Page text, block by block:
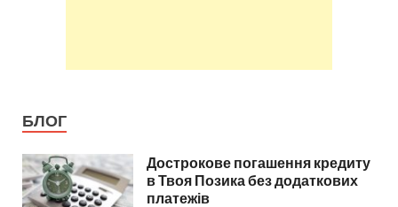
БЛОГ
Дострокове погашення кредиту
в Твоя Позика без додаткових
платежів